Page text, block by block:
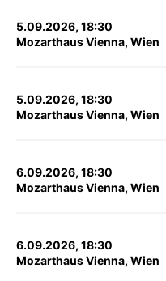
5.09.2026, 18:30
Mozarthaus Vienna, Wien
5.09.2026, 18:30
Mozarthaus Vienna, Wien
6.09.2026, 18:30
Mozarthaus Vienna, Wien
6.09.2026, 18:30
Mozarthaus Vienna, Wien